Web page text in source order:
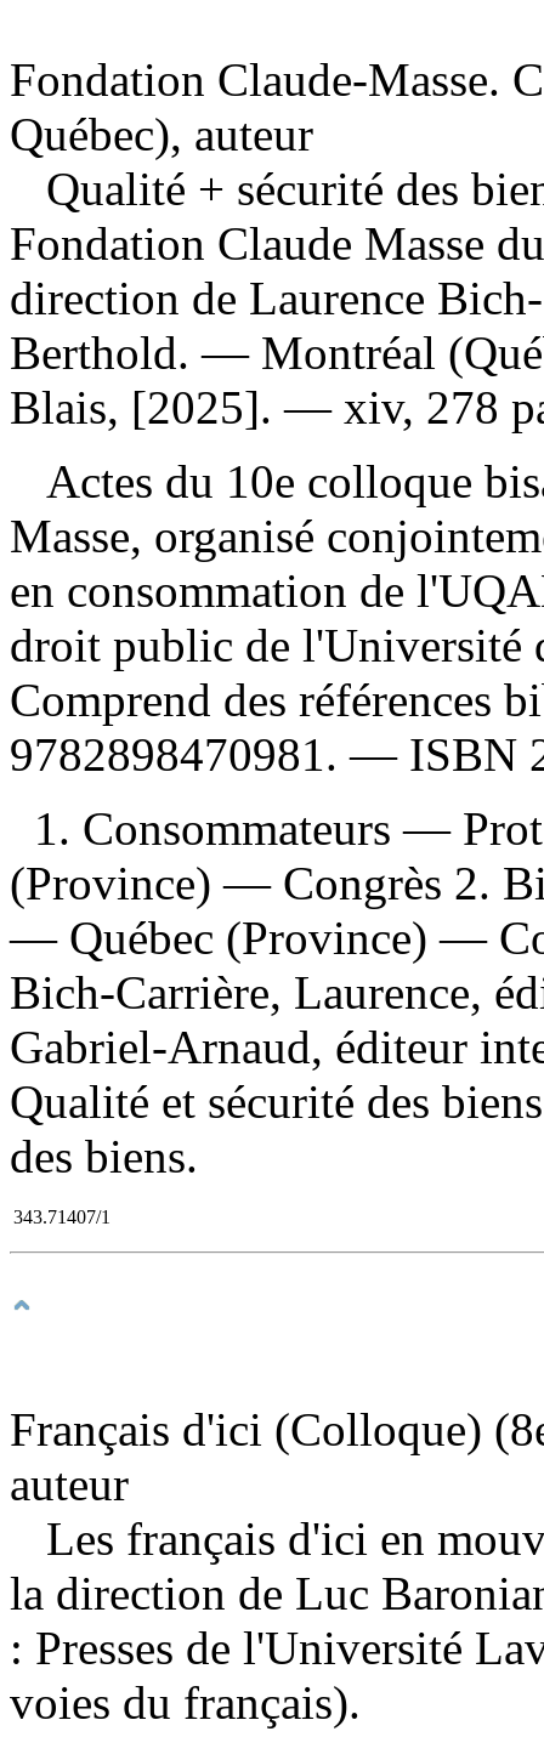
Fondation Claude-Masse.
Québec), auteur
Qualité + sécurité des
Fondation Claude Masse
direction de Laurence
Berthold. — Montréal
Blais, [2025]. — xiv, 278
Actes du 10e colloque
Masse, organisé
en consommation de
droit public de
Comprend des références
9782898470981. — ISBN
1. Consommateurs —
(Province) — Congrès 2.
— Québec (Province) —
Bich-Carrière, Laurence,
Gabriel-Arnaud, éditeur
Qualité et sécurité des
des biens.
343.71407/1
Français d'ici (Colloque)
auteur
Les français d'ici en
la direction de Luc
: Presses de l'Université
voies du français).